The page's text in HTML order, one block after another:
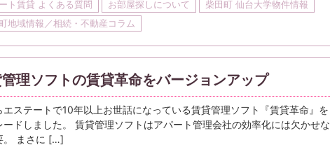
ト賃貸 よくある質問 お部屋探しについて
柴田町 仙台大学物件情報
地域情報／相続・不動産コラム
理ソフトの賃貸革命をバージョンアップ
エステートで10年以上お世話になっている賃貸管理ソフト『賃貸革命』
ードしました。 賃貸管理ソフトはアパート管理会社の効率化には欠かせ
。 まさに […]